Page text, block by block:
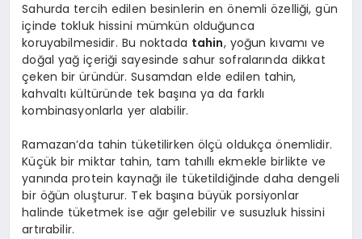
Sahurda tercih edilen besinlerin en önemli özelliği, gün
içinde tokluk hissini mümkün olduğunca
koruyabilmesidir. Bu noktada tahin, yoğun kıvamı ve
doğal yağ içeriği sayesinde sahur sofralarında dikkat
çeken bir üründür. Susamdan elde edilen tahin,
kahvaltı kültüründe tek başına ya da farklı
kombinasyonlarla yer alabilir.
Ramazan’da tahin tüketilirken ölçü oldukça önemlidir.
Küçük bir miktar tahin, tam tahıllı ekmekle birlikte ve
yanında protein kaynağı ile tüketildiğinde daha dengeli
bir öğün oluşturur. Tek başına büyük porsiyonlar
halinde tüketmek ise ağır gelebilir ve susuzluk hissini
artırabilir.